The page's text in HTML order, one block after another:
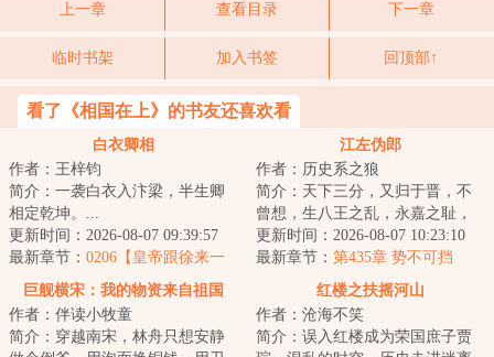
上一章 查看目录 下一章
临时书架 加入书签 回顶部↑
看了《相国在上》的书友还喜欢看
白衣卿相
作者：王梓钧
简介：一袭白衣入汴梁，半生卿
相定乾坤。...
更新时间：2026-08-07 09:39:57
最新章节： 0206【皇帝跟徐来一
起玩骚操作】
江左伪郎
作者：历史系之狼
简介：天下三分，又归于晋，不
曾想，生八王之乱，永嘉之耻，
五胡乱华，北国沦陷，衣冠南
渡。为了求得一口...
更新时间：2026-08-07 10:23:10
最新章节： 第435章 势不可挡
巨舰横宋：我的物资来自祖国
作者：伴读小牧童
简介：穿越南宋，林舟只想安静
红楼之扶摇河山
作者：沧海不笑
简介：误入红楼成为荣国庶子贾